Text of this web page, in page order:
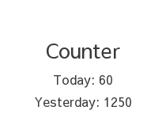
Counter
Today: 60
Yesterday: 1250